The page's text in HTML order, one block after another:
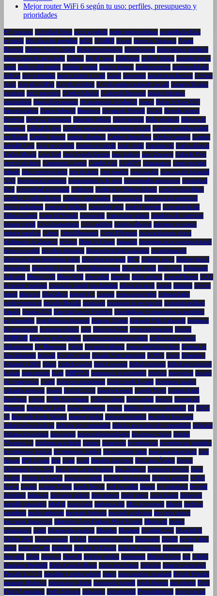
Mejor router WiFi 6 según tu uso: perfiles, presupuesto y
prioridades
9.7 pulgadas Actividad Física actriz española actriz estadounidense actualidad política
española adicción a las pantallas ADN AEMET afición Agencia Tributaria Aitana
Bonmatí Alberto Núñez Feijóo alerta meteorológica alfombra roja alimentación saludable
almacenamiento en la nube Alonso alto el fuego Alzheimer anfibio ibérico ansiedad por la
salud análisis del partido análisis judicial análisis técnico apalancamiento apertura del año
judicial apoyo familiar apoyo militar a Israel Apple Argentina arquitectura barroca Arreglo
Asus Arreglo de iPad Arreglo de tablet Arreglo refrigeración de portátil Arreglo Toshiba
asesinato astro argentino Atlético Madrid Audiencia Nacional Audios filtrados
autocuidado Ayuda Humanitaria Ayuntamiento de Madrid Ayuso Balón de Oro 2025
banca española Banco Sabadell Barcelona Bayern de Múnich BBVA Begoña Gómez
bienestar bienestar emocional bienestar infantil biodiversidad bolsa española Bárbara de
Braganza calidad de vida Cambiar conector alimentación portatil Cambiar pantalla portátil
en Málaga Cambio bisagra cambio climático Cambio disco duro Cambio Pantalla Cambio
pantalla Asus canal ascendente cantante española cante jondo Carabanchel Carlos Alcaraz
Carlos Mazón Casa Real caso Begoña Gómez caso judicial caso Zapatero Celta de Vigo
centros de datos Champions League Charlie Kirk ChatGPT ciberataques ciberseguridad
cifrado cine contemporáneo cine de autor cine español clasificación clasificación Mundial
2026 computación cuántica computación en la nube comunidades autónomas comunidad
local Comunidad Valenciana confesión conflicto en Oriente Medio conflicto Irán-Israel
conflicto israelí-palestino consejos para padres conservación conservación ambiental
conservadurismo contratos públicos control de peso control parental Convento de las
Salesas Reales Copa del Mundo corrupción corrupción política creadores de contenido
crianza digital Crisis humanitaria Crisis política Cristina Álvarez crímenes de guerra
cultura española Cáncer David Broncano Debut Olímpico declaración ante el juez
declaración de Zapatero defensa Dejar de Fumar demanda dependencia tecnológica infantil
deporte español derechos humanos desarrollo infantil saludable desinformación
desintoxicación digital para niños detección temprana DGT diabetes tipo 1 diabetes tipo 2
diagnóstico diagnóstico precoz Dieta Mediterránea dietas de moda diferencial diligencias
judiciales Disco HDD Disco SSD diversidad divorcio dolor crónico Donald Trump DXY
economía española educación digital para familias educación rural Egipto ejercicio ejército
israelí elegancia Elon Musk empate 1-1 empatía energía renovable enfermedades
cardiovasculares entradas Rosalía escándalo escándalo de corrupción escándalo político
España España 2025 Especialistas en Portátiles Especialistas en reparación de portátiles
espiritualidad estabilidad institucional Estados Unidos Estilo de Vida Saludable estrategia
de negociación estrategia política euro Eurocopa 2025 eurocopa femenina Europa
EURUSD Expertos en Portátliles Expertosreparacionportátiles exploración espacial
fallecimiento FC Barcelona Feijóo Fernando Alonso Ferrocarril Subterráneo Festival de
San Sebastián firewall Fiscal General Fiscalía Anticorrupción FOMC Forex Fórmula 1
Fórmula 1 2025 fútbol Fútbol español fútbol europeo fútbol femenino fútbol internacional
Galicia gastronomía Gaza GBPUSD generación de contenido genética geopolítica gestión
de emergencias Gmail gobierno autonómico Gobierno de España Gobierno español
goleador veterano google Google Drive Google Gemini Google Maps Guardia Civil
hambruna Hamás HDD Regenerator Helena Jubany hipocondría historia historia del
flamenco historia del islam hogar inteligente humor hábitos digitales saludables IA IBEX
35 Iglesia de Santa Bárbara imagen pública impacto mediático incendios forestales
independencia judicial indicios de criminalidad indicios racionales de criminalidad inflación
inflamación crónica innovación innovación tecnológica insomnio crónico instalar
Windows 11 inteligencia artificial Internet inversores investigación investigación científica
investigación judicial investigación médica investigación penal investigación policial Ipad
Iphone IPO España Irán islam Israel Jennifer Lawrence José Luis Ábalos Juegos
Olímpicos París 2024 juez Juan Carlos Peinado juez Zapatero jugadores jóvenes Junts
justicia justicia en España justicia española justicia internacional jóvenes talentos Koldo
García LaLiga Lamine Yamal Lando Norris Lcd Portatiles legado ley antitabaco leyenda
del fútbol liderazgo liderazgo político lince ibérico lionel messi Luca Zidane límites de
pantalla para niños Madrid magistrado malversación Max Verstappen Mazón medidas
cautelares medio ambiente memoria histórica mercado de divisas mercado laboral
mercados financieros Mercedes-Benz Fashion Week Madrid Microsoft mobile
connectivity moda Monarquía española Moncloa Movistar Mundial 2026 Mundial de
Clubes 2025 música urbana NASA negociación política Netanyahu Netflix niveles clave
niños norte de Gaza nostalgia noticias de España noticias deportivas nuevas pistas
obesidad oferta omega-3 OpenAI opinión pública optimismo Oriente Medio oro OTAN
Ousmane Dembélé Pablo Carreño Busta pagos en efectivo Palestina panadería artesanal
Pantalla LCD 17 pantallas y sueño infantil pareja participación ciudadana Partido Popular
patinetes eléctricos patrimonio cultural patrimonio natural Paula Badosa paz interior Pedri
Pedro Almodóvar Pedro Sánchez pensiones periodontitis Personalización peste porcina